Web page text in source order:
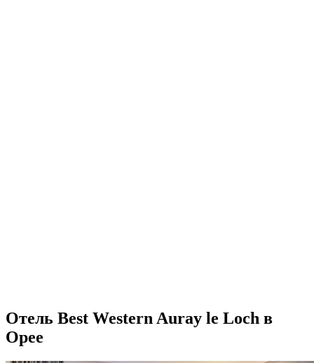
Отель Best Western Auray le Loch в
Орее